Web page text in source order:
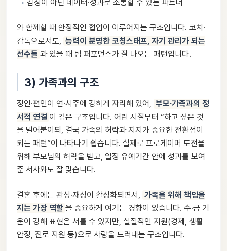
감정이 아닌 데이터·성과로 소통할 수 있는 파트너
와 함께할 때 안정적인 협업이 이루어지는 구조입니다. 코치·
감독으로서도, 능력이 분명한 코칭스태프, 자기 관리가 되는
선수들 과 있을 때 팀 퍼포먼스가 잘 나오는 패턴입니다.
3) 가족과의 구조
정인·편인이 연·시주에 강하게 자리해 있어, 부모·가족과의 정
서적 연결 이 깊은 구조입니다. 어린 시절부터 “하고 싶은 것
을 밀어붙이되, 결국 가족의 허락과 지지가 중요한 전환점이
되는 패턴”이 나타나기 쉽습니다. 실제로 프로게이머 도전을
위해 부모님의 허락을 받고, 일정 유예기간 안에 성과를 보여
준 서사와도 잘 맞습니다.
결혼 후에는 관성·재성이 활성화되면서, 가족을 위해 책임을
지는 가장 역할 을 중요하게 여기는 경향이 있습니다. 수·금 기
운이 강해 표현은 서툴 수 있지만, 실질적인 지원(경제, 생활
안정, 진로 지원 등)으로 사랑을 드러내는 구조입니다.